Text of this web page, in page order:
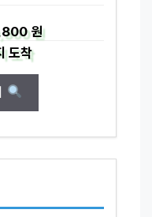
원
도착